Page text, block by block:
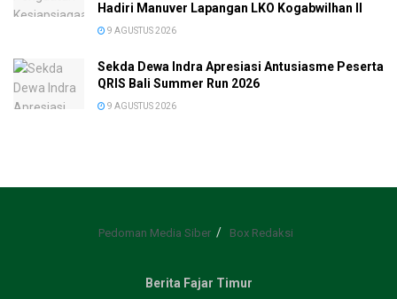
Hadiri Manuver Lapangan LKO Kogabwilhan II
9 AGUSTUS 2026
Sekda Dewa Indra Apresiasi Antusiasme Peserta
QRIS Bali Summer Run 2026
9 AGUSTUS 2026
Pedoman Media Siber Box Redaksi
Berita Fajar Timur